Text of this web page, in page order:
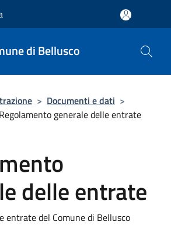
di Bellusco
> Documenti e dati >
Regolamento generale delle entrate
delle entrate
entrate del Comune di Bellusco